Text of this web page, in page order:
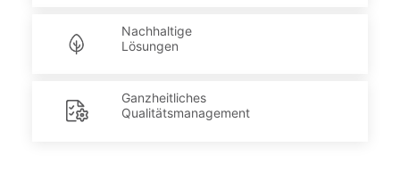
Nachhaltige
Lösungen
Ganzheitliches
Qualitätsmanagement